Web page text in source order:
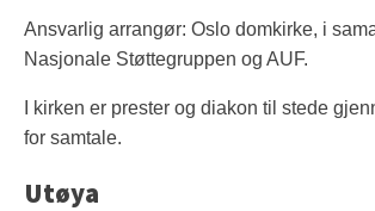
Ansvarlig arrangør: Oslo domkirke, i
Nasjonale Støttegruppen og AUF.
I kirken er prester og diakon til stede
for samtale.
Utøya